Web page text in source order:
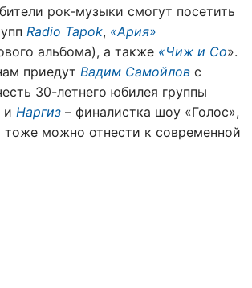
рок-музыки смогут посетить
Radio Tapok, «Ария»
альбома), а также «Чиж и Co».
приедут Вадим Самойлов с
30-летнего юбилея группы
и Наргиз – финалистка шоу «Голос»,
тоже можно отнести к современной